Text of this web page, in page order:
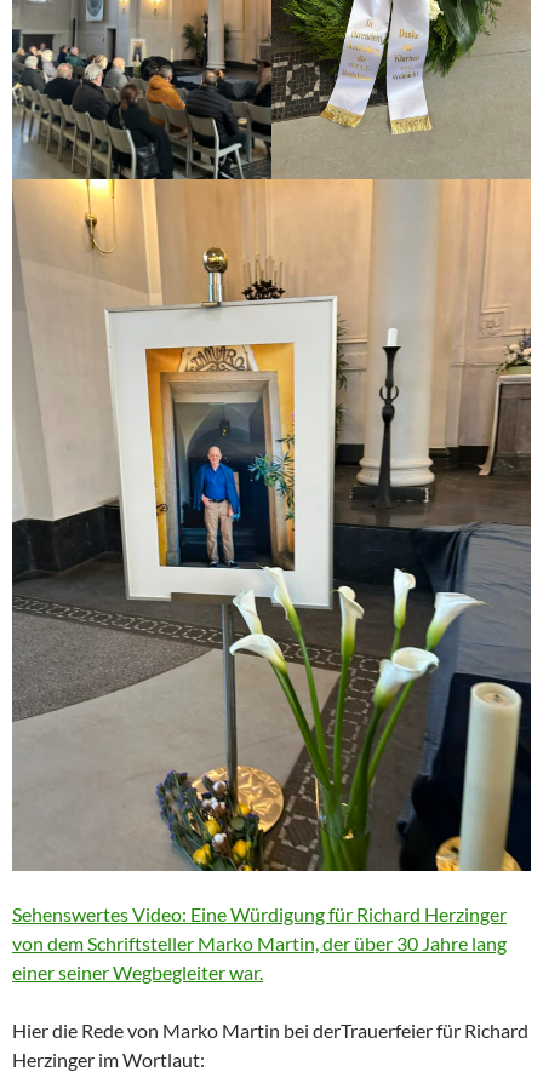
Sehenswertes Video: Eine Würdigung für Richard Herzinger
von dem Schriftsteller Marko Martin, der über 30 Jahre lang
einer seiner Wegbegleiter war.
Hier die Rede von Marko Martin bei derTrauerfeier für Richard
Herzinger im Wortlaut: